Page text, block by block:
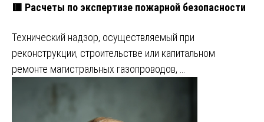
🟥 Расчеты по экспертизе пожарной безопасности
Технический надзор, осуществляемый при
реконструкции, строительстве или капитальном
ремонте магистральных газопроводов, …